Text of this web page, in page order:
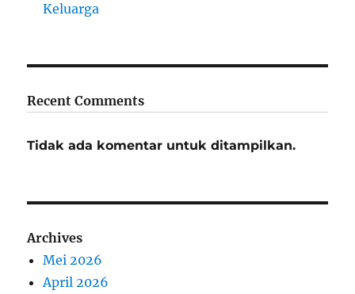
Keluarga
Recent Comments
Tidak ada komentar untuk ditampilkan.
Archives
Mei 2026
April 2026